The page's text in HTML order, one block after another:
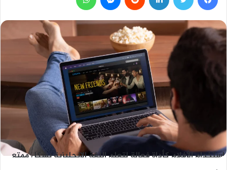
استخدام الأفلام كأداة فعالة لتعلم اللغة الإنجليزية بشكل ممتع